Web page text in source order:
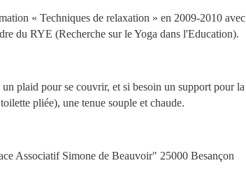
« Techniques de relaxation » en 2009-2010 avec
du RYE (Recherche sur le Yoga dans l'Education).
plaid pour se couvrir, et si besoin un support pour la
pliée), une tenue souple et chaude.
Associatif Simone de Beauvoir" 25000 Besançon